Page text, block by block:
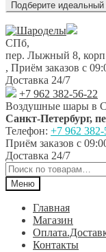
Перейти
к
навигации
Перейти
к
содержимому
СПб,
пер. Лыжный 8,
, Приём заказов с
Доставка 24/7
+7 962 382-56-22
Воздушные шары в
Санкт-Петербург,
Телефон: +7 962 382-
Приём заказов с
Доставка 24/7
Искать:
Меню
Главная
Магазин
Контакты